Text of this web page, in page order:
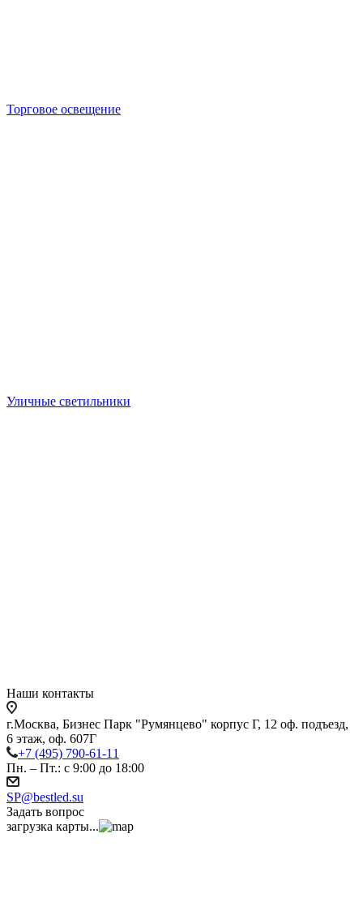
Торговое освещение
Уличные светильники
Наши контакты
г.Москва, Бизнес Парк "Румянцево" корпус Г, 12 оф. подъезд,
6 этаж, оф. 607Г
+7 (495) 790-61-11
Пн. – Пт.: с 9:00 до 18:00
SP@bestled.su
Задать вопрос
загрузка карты...